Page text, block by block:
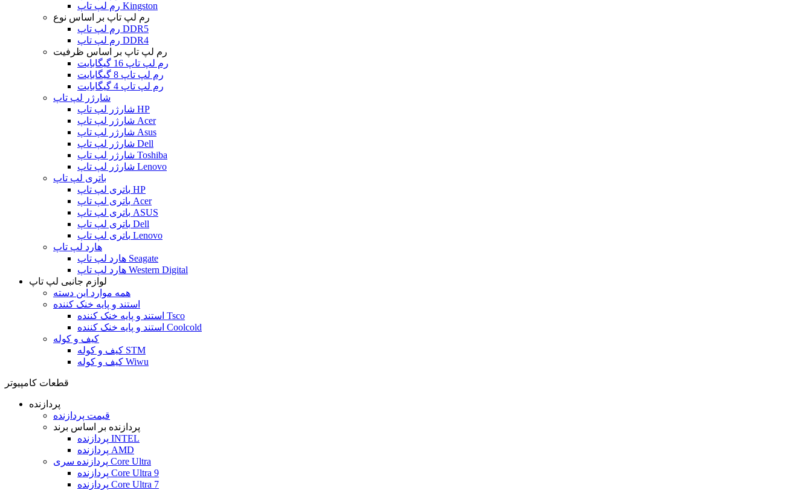
رم لپ تاپ Kingston
رم لپ تاپ بر اساس نوع
رم لپ تاپ DDR5
رم لپ تاپ DDR4
رم لپ تاپ بر اساس ظرفیت
رم لپ تاپ 16 گیگابایت
رم لپ تاپ 8 گیگابایت
رم لپ تاپ 4 گیگابایت
شارژر لپ تاپ
شارژر لپ تاپ HP
شارژر لپ تاپ Acer
شارژر لپ تاپ Asus
شارژر لپ تاپ Dell
شارژر لپ تاپ Toshiba
شارژر لپ تاپ Lenovo
باتری لپ تاپ
باتری لپ تاپ HP
باتری لپ تاپ Acer
باتری لپ تاپ ASUS
باتری لپ تاپ Dell
باتری لپ تاپ Lenovo
هارد لپ تاپ
هارد لپ تاپ Seagate
هارد لپ تاپ Western Digital
لوازم جانبی لپ تاپ
همه موارد این دسته
استند و پایه خنک کننده
استند و پایه خنک کننده Tsco
استند و پایه خنک کننده Coolcold
کیف و کوله
کیف و کوله STM
کیف و کوله Wiwu
قطعات کامپیوتر
پردازنده
قیمت پردازنده
پردازنده بر اساس برند
پردازنده INTEL
پردازنده AMD
پردازنده سری Core Ultra
پردازنده Core Ultra 9
پردازنده Core Ultra 7